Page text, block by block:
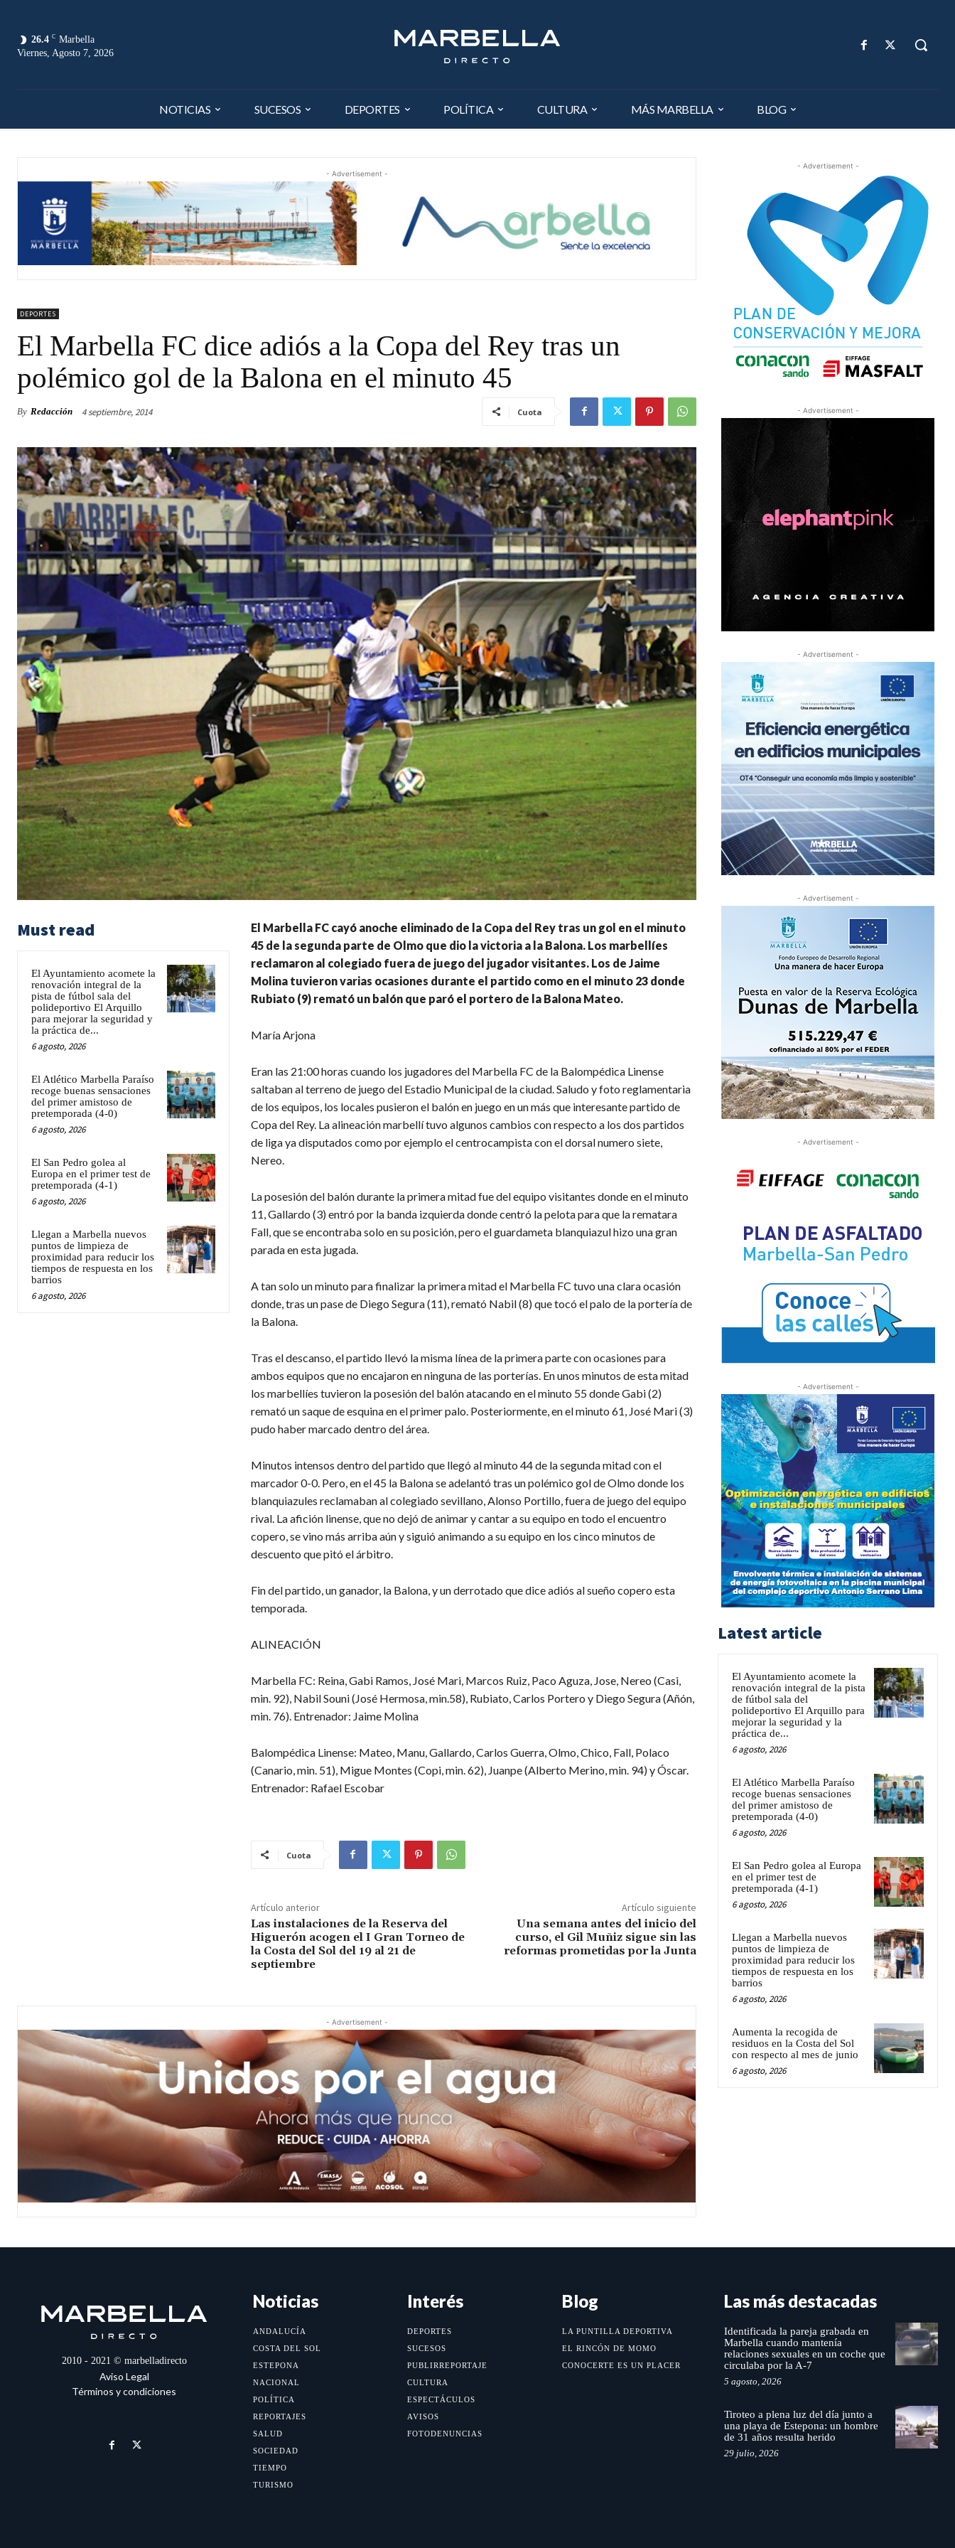
26.4 C Marbella
Viernes, Agosto 7, 2026
NOTICIAS SUCESOS DEPORTES POLÍTICA CULTURA MÁS MARBELLA BLOG
- Advertisement -
DEPORTES
El Marbella FC dice adiós a la Copa del Rey tras un
polémico gol de la Balona en el minuto 45
By Redacción 4 septiembre, 2014 Cuota
Must read
El Ayuntamiento acomete la
renovación integral de la
pista de fútbol sala del
polideportivo El Arquillo
para mejorar la seguridad y
la práctica de...
6 agosto, 2026
El Atlético Marbella Paraíso
recoge buenas sensaciones
del primer amistoso de
pretemporada (4-0)
6 agosto, 2026
El San Pedro golea al
Europa en el primer test de
pretemporada (4-1)
6 agosto, 2026
Llegan a Marbella nuevos
puntos de limpieza de
proximidad para reducir los
tiempos de respuesta en los
barrios
6 agosto, 2026
El Marbella FC cayó anoche eliminado de la Copa del Rey tras un gol en el minuto
45 de la segunda parte de Olmo que dio la victoria a la Balona. Los marbellíes
reclamaron al colegiado fuera de juego del jugador visitantes. Los de Jaime
Molina tuvieron varias ocasiones durante el partido como en el minuto 23 donde
Rubiato (9) remató un balón que paró el portero de la Balona Mateo.
María Arjona
Eran las 21:00 horas cuando los jugadores del Marbella FC de la Balompédica Linense
saltaban al terreno de juego del Estadio Municipal de la ciudad. Saludo y foto reglamentaria
de los equipos, los locales pusieron el balón en juego en un más que interesante partido de
Copa del Rey. La alineación marbellí tuvo algunos cambios con respecto a los dos partidos
de liga ya disputados como por ejemplo el centrocampista con el dorsal numero siete,
Nereo.
La posesión del balón durante la primera mitad fue del equipo visitantes donde en el minuto
11, Gallardo (3) entró por la banda izquierda donde centró la pelota para que la rematara
Fall, que se encontraba solo en su posición, pero el guardameta blanquiazul hizo una gran
parada en esta jugada.
A tan solo un minuto para finalizar la primera mitad el Marbella FC tuvo una clara ocasión
donde, tras un pase de Diego Segura (11), remató Nabil (8) que tocó el palo de la portería de
la Balona.
Tras el descanso, el partido llevó la misma línea de la primera parte con ocasiones para
ambos equipos que no encajaron en ninguna de las porterías. En unos minutos de esta mitad
los marbellíes tuvieron la posesión del balón atacando en el minuto 55 donde Gabi (2)
remató un saque de esquina en el primer palo. Posteriormente, en el minuto 61, José Mari (3)
pudo haber marcado dentro del área.
Minutos intensos dentro del partido que llegó al minuto 44 de la segunda mitad con el
marcador 0-0. Pero, en el 45 la Balona se adelantó tras un polémico gol de Olmo donde los
blanquiazules reclamaban al colegiado sevillano, Alonso Portillo, fuera de juego del equipo
rival. La afición linense, que no dejó de animar y cantar a su equipo en todo el encuentro
copero, se vino más arriba aún y siguió animando a su equipo en los cinco minutos de
descuento que pitó el árbitro.
Fin del partido, un ganador, la Balona, y un derrotado que dice adiós al sueño copero esta
temporada.
ALINEACIÓN
Marbella FC: Reina, Gabi Ramos, José Mari, Marcos Ruiz, Paco Aguza, Jose, Nereo (Casi,
min. 92), Nabil Souni (José Hermosa, min.58), Rubiato, Carlos Portero y Diego Segura (Añón,
min. 76). Entrenador: Jaime Molina
Balompédica Linense: Mateo, Manu, Gallardo, Carlos Guerra, Olmo, Chico, Fall, Polaco
(Canario, min. 51), Migue Montes (Copi, min. 62), Juanpe (Alberto Merino, min. 94) y Óscar.
Entrenador: Rafael Escobar
Cuota
Artículo anterior
Las instalaciones de la Reserva del
Higuerón acogen el I Gran Torneo de
la Costa del Sol del 19 al 21 de
septiembre
Artículo siguiente
Una semana antes del inicio del
curso, el Gil Muñiz sigue sin las
reformas prometidas por la Junta
- Advertisement -
- Advertisement -
- Advertisement -
- Advertisement -
- Advertisement -
- Advertisement -
- Advertisement -
Latest article
El Ayuntamiento acomete la
renovación integral de la pista
de fútbol sala del
polideportivo El Arquillo para
mejorar la seguridad y la
práctica de...
6 agosto, 2026
El Atlético Marbella Paraíso
recoge buenas sensaciones
del primer amistoso de
pretemporada (4-0)
6 agosto, 2026
El San Pedro golea al Europa
en el primer test de
pretemporada (4-1)
6 agosto, 2026
Llegan a Marbella nuevos
puntos de limpieza de
proximidad para reducir los
tiempos de respuesta en los
barrios
6 agosto, 2026
Aumenta la recogida de
residuos en la Costa del Sol
con respecto al mes de junio
6 agosto, 2026
2010 - 2021 © marbelladirecto
Aviso Legal
Términos y condiciones
Noticias
ANDALUCÍA
COSTA DEL SOL
ESTEPONA
NACIONAL
POLÍTICA
REPORTAJES
SALUD
SOCIEDAD
TIEMPO
TURISMO
Interés
DEPORTES
SUCESOS
PUBLIRREPORTAJE
CULTURA
ESPECTÁCULOS
AVISOS
FOTODENUNCIAS
Blog
LA PUNTILLA DEPORTIVA
EL RINCÓN DE MOMO
CONOCERTE ES UN PLACER
Las más destacadas
Identificada la pareja grabada en
Marbella cuando mantenía
relaciones sexuales en un coche que
circulaba por la A-7
5 agosto, 2026
Tiroteo a plena luz del día junto a
una playa de Estepona: un hombre
de 31 años resulta herido
29 julio, 2026